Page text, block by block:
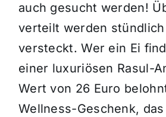
auch gesucht werden!
verteilt werden
versteckt. Wer ein Ei
einer luxuriösen Rasul-
Wert von 26 Euro
Wellness-Geschenk,